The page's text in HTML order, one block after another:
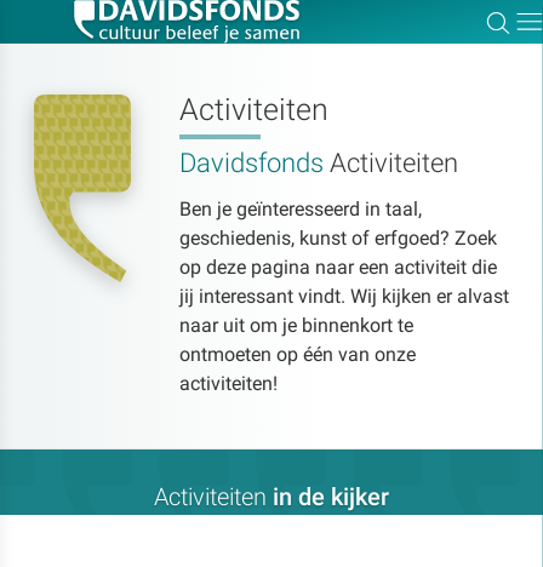
Activiteiten
Davidsfonds Activiteiten
Ben je geïnteresseerd in taal,
geschiedenis, kunst of erfgoed? Zoek
op deze pagina naar een activiteit die
jij interessant vindt. Wij kijken er alvast
naar uit om je binnenkort te
ontmoeten op één van onze
activiteiten!
Activiteiten in de kijker
Zoek:
Zoeken